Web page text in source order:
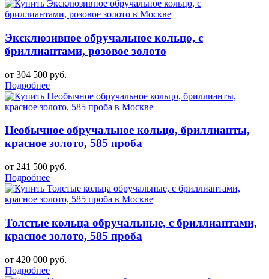
Эксклюзивное обручальное кольцо, с
бриллиантами, розовое золото
от 304 500 руб.
Подробнее
Необычное обручальное кольцо, бриллианты,
красное золото, 585 проба
от 241 500 руб.
Подробнее
Толстые кольца обручальные, с бриллиантами,
красное золото, 585 проба
от 420 000 руб.
Подробнее